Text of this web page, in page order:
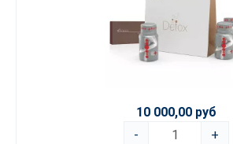
10 000,00 руб
-
+